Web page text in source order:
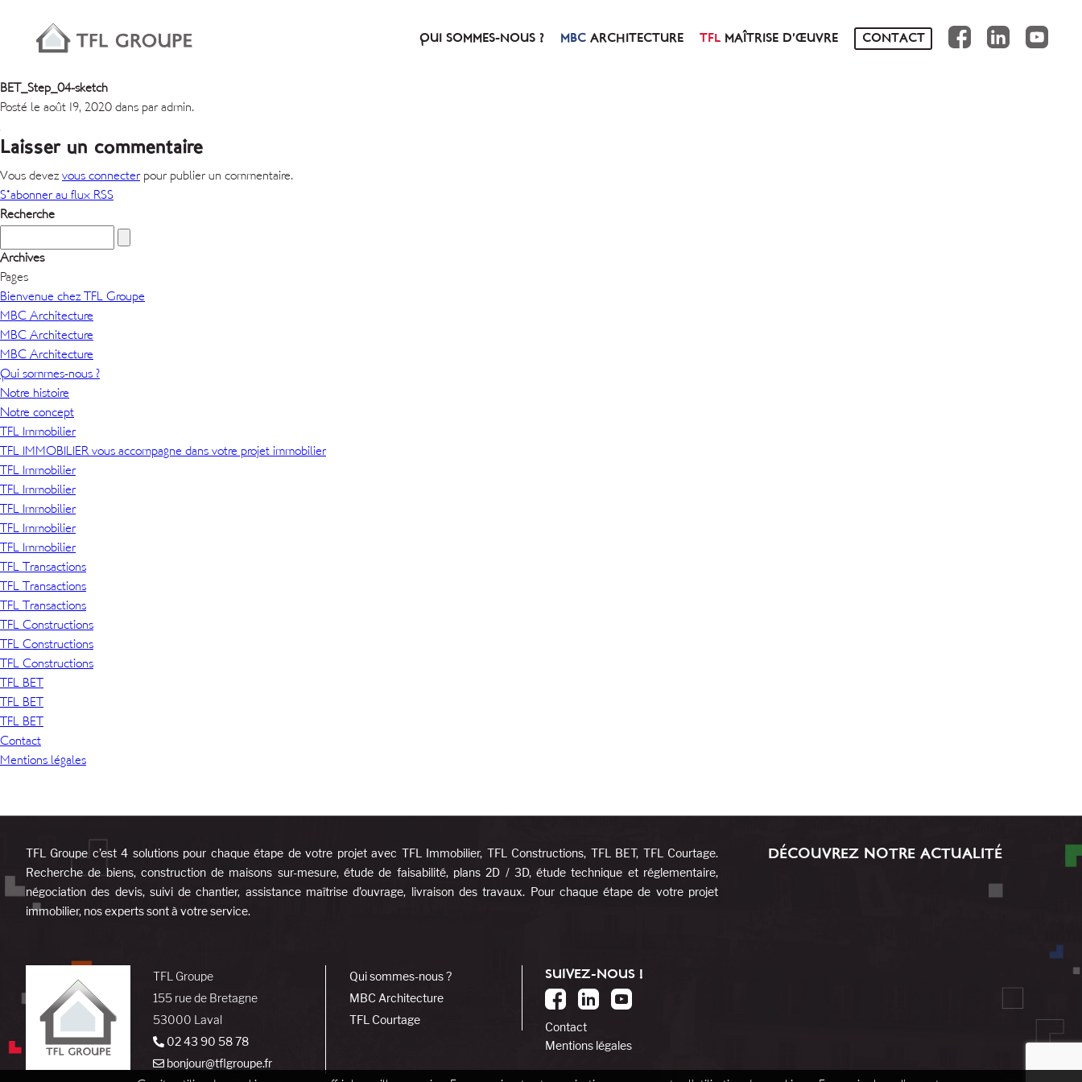
QUI SOMMES-NOUS ? ARCHITECTURE MAÎTRISE D’ŒUVRE CONTACT
FB IN YT
BET_Step_04-sketch
Posté le août 19, 2020 dans par admin.
Laisser un commentaire
Vous devez vous connecterpour publier un commentaire.
S'abonner au flux RSS
Recherche
Archives
Pages
Bienvenue chez TFL Groupe
MBC Architecture
MBC Architecture
MBC Architecture
Qui sommes-nous ?
Notre histoire
Notre concept
TFL Immobilier
TFL IMMOBILIER vous accompagne dans votre projet immobilier
TFL Immobilier
TFL Immobilier
TFL Immobilier
TFL Immobilier
TFL Immobilier
TFL Transactions
TFL Transactions
TFL Transactions
TFL Constructions
TFL Constructions
TFL Constructions
TFL BET
TFL BET
TFL BET
Contact
Mentions légales
TFL Groupe c’est 4 solutions pour chaque étape de votre projet avec TFL Immobilier, TFL Constructions, TFL BET, TFL Courtage.
Recherche de biens, construction de maisons sur-mesure, étude de faisabilité, plans 2D / 3D, étude technique et réglementaire,
négociation des devis, suivi de chantier, assistance maîtrise d’ouvrage, livraison des travaux. Pour chaque étape de votre projet
immobilier, nos experts sont à votre service.
TFL Groupe
155 rue de Bretagne
53000 Laval
02 43 90 58 78
bonjour@tflgroupe.fr
Qui sommes-nous ?
MBC Architecture
TFL Courtage
SUIVEZ-NOUS !
Contact
Mentions légales
DÉCOUVREZ NOTRE ACTUALITÉ